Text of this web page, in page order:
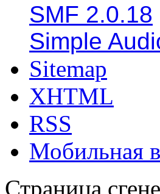
SMF 2.0.18
Simple
Sitemap
XHTML
RSS
Мобильная
Страница